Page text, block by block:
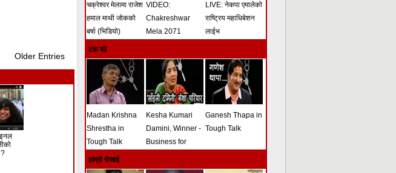
Older Entries
?
चक्रेश्वर मेलामा राजेश
हमाल माथी जोकको
बर्षा (भिडियो)
VIDEO:
Chakreshwar
Mela 2071
LIVE: नेकपा एमालेको
राष्ट्रिय महाधिबेशन
लाईभ
टक शो
Madan Krishna
Shrestha in
Tough Talk
Kesha Kumari
Damini, Winner -
Business for
Tough Talk
Ganesh Thapa in
Tough Talk
हाम्रो रोजाई